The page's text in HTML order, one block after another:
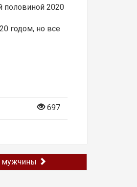
половиной 2020
годом, но все
697
мужчины